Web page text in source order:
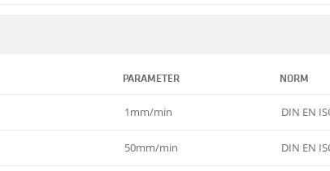
PARAMETER NORM
1mm/min DIN EN
50mm/min DIN EN